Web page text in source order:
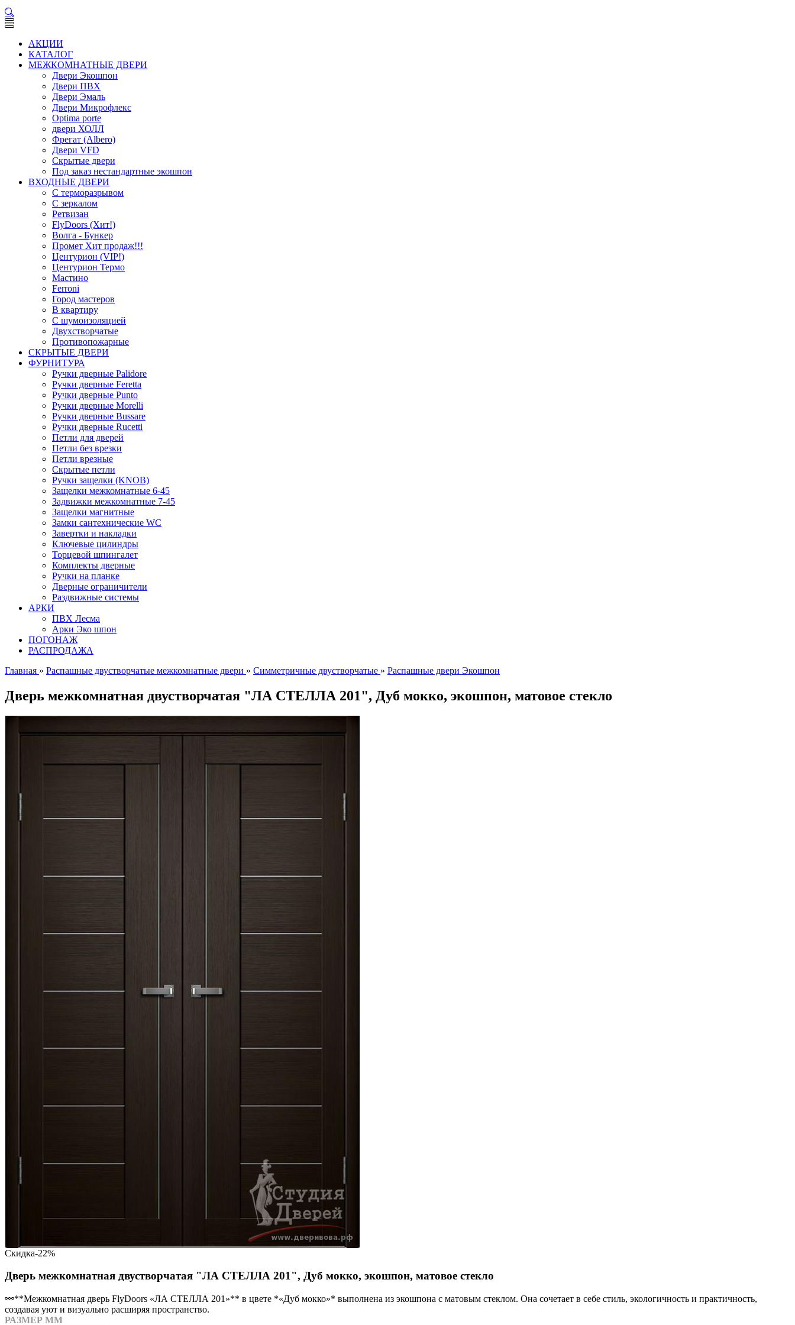
АКЦИИ
КАТАЛОГ
МЕЖКОМНАТНЫЕ ДВЕРИ
Двери Экошпон
Двери ПВХ
Двери Эмаль
Двери Микрофлекс
Optima porte
двери ХОЛЛ
Фрегат (Albero)
Двери VFD
Скрытые двери
Под заказ нестандартные экошпон
ВХОДНЫЕ ДВЕРИ
С терморазрывом
С зеркалом
Ретвизан
FlyDoors (Хит!)
Волга - Бункер
Промет Хит продаж!!!
Центурион (VIP!)
Центурион Термо
Мастино
Ferroni
Город мастеров
В квартиру
С шумоизоляцией
Двухстворчатые
Противопожарные
СКРЫТЫЕ ДВЕРИ
ФУРНИТУРА
Ручки дверные Palidore
Ручки дверные Feretta
Ручки дверные Punto
Ручки дверные Morelli
Ручки дверные Bussare
Ручки дверные Rucetti
Петли для дверей
Петли без врезки
Петли врезные
Скрытые петли
Ручки защелки (KNOB)
Защелки межкомнатные 6-45
Задвижки межкомнатные 7-45
Защелки магнитные
Замки сантехнические WC
Завертки и накладки
Ключевые цилиндры
Торцевой шпингалет
Комплекты дверные
Ручки на планке
Дверные ограничители
Раздвижные системы
АРКИ
ПВХ Лесма
Арки Эко шпон
ПОГОНАЖ
РАСПРОДАЖА
Главная » Распашные двустворчатые межкомнатные двери » Симметричные двустворчатые » Распашные двери Экошпон
Дверь межкомнатная двустворчатая "ЛА СТЕЛЛА 201", Дуб мокко, экошпон, матовое стекло
Скидка-22%
Дверь межкомнатная двустворчатая "ЛА СТЕЛЛА 201", Дуб мокко, экошпон, матовое стекло
**Межкомнатная дверь FlyDoors «ЛА СТЕЛЛА 201»** в цвете *«Дуб мокко»* выполнена из экошпона с матовым стеклом. Она сочетает в себе стиль, экологичность и практичность,
создавая уют и визуально расширяя пространство.
РАЗМЕР ММ